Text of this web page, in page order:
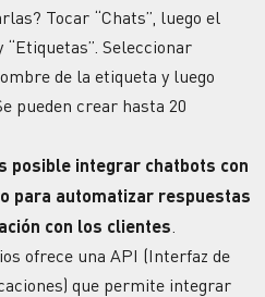
Tocar “Chats”, luego el
Seleccionar
de la etiqueta y luego
pueden crear hasta 20
posible integrar chatbots con
para automatizar respuestas
con los clientes
ofrece una API (Interfaz de
que permite integrar